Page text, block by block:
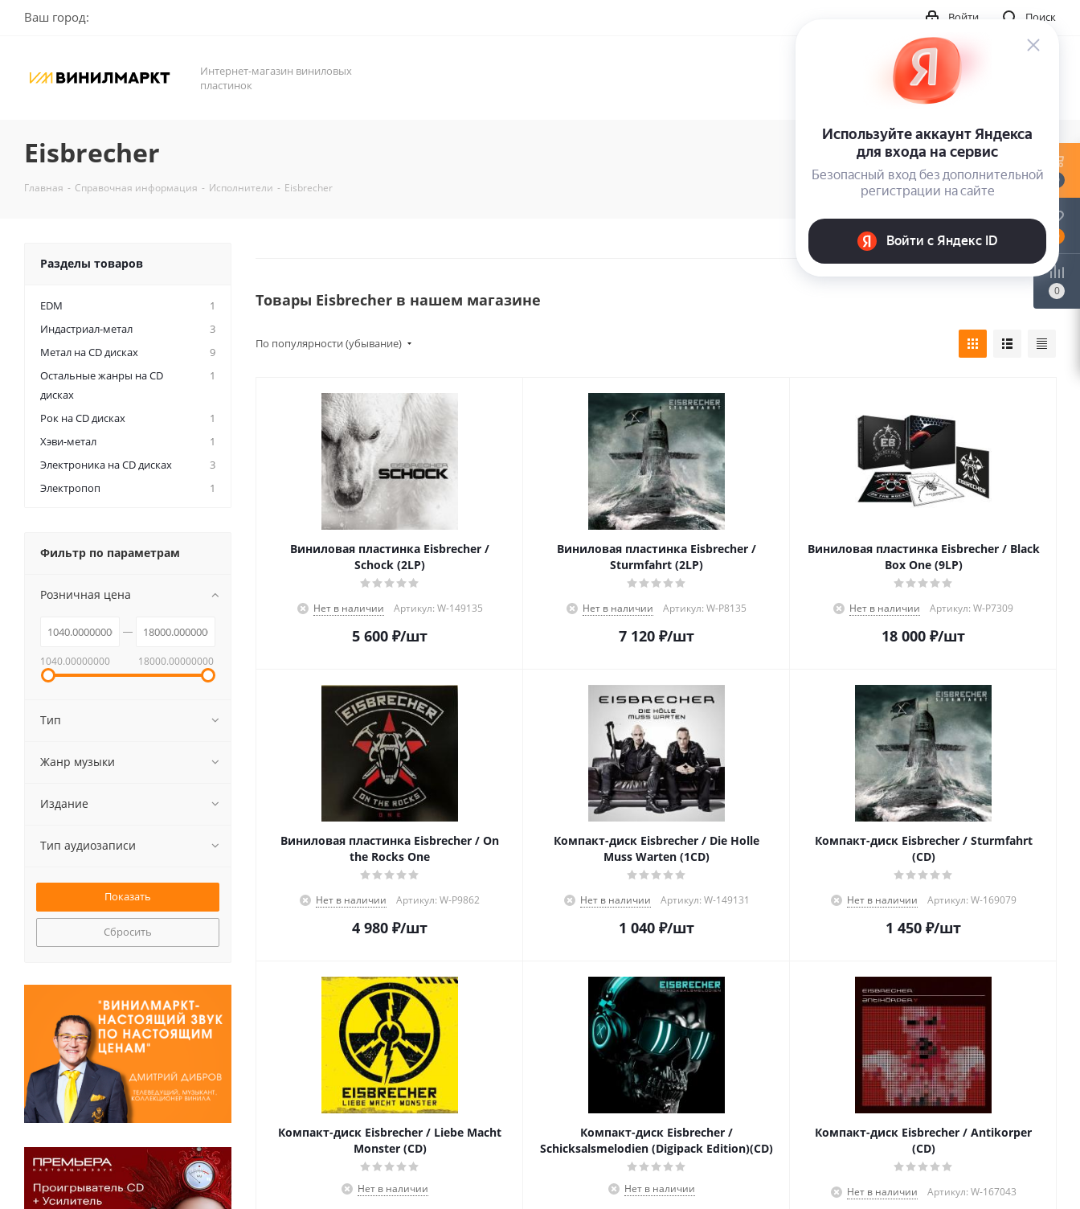
Ваш город: Поиск
Войти
Интернет-магазин виниловых
пластинок
Eisbrecher
Главная - Справочная информация - Исполнители - Eisbrecher
Товары Eisbrecher в нашем магазине
По популярности (убывание)
Виниловая пластинка Eisbrecher /
Schock (2LP)
Нет в наличии Артикул: W-149135
5 600 ₽/шт
Виниловая пластинка Eisbrecher /
Sturmfahrt (2LP)
Нет в наличии Артикул: W-P8135
7 120 ₽/шт
Виниловая пластинка Eisbrecher / Black
Box One (9LP)
Нет в наличии Артикул: W-P7309
18 000 ₽/шт
Виниловая пластинка Eisbrecher / On
the Rocks One
Нет в наличии Артикул: W-P9862
4 980 ₽/шт
Компакт-диск Eisbrecher / Die Holle
Muss Warten (1CD)
Нет в наличии Артикул: W-149131
1 040 ₽/шт
Компакт-диск Eisbrecher / Sturmfahrt
(CD)
Нет в наличии Артикул: W-169079
1 450 ₽/шт
Компакт-диск Eisbrecher / Liebe Macht
Monster (CD)
Нет в наличии
Компакт-диск Eisbrecher /
Schicksalsmelodien (Digipack Edition)(CD)
Нет в наличии
Компакт-диск Eisbrecher / Antikorper
(CD)
Нет в наличии Артикул: W-167043
Разделы товаров
EDM
1
Индастриал-метал
3
Метал на CD дисках
9
Остальные жанры на CD
дисках
1
Рок на CD дисках
1
Хэви-метал
1
Электроника на CD дисках
3
Электропоп
1
Фильтр по параметрам
Розничная цена
1040.00000000 18000.00000000
Тип
Жанр музыки
Издание
Тип аудиозаписи
Сбросить
0
0
0